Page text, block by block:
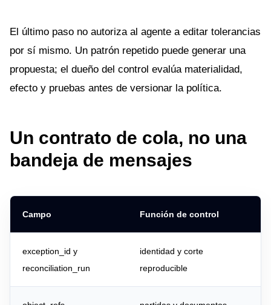
El último paso no autoriza al agente a editar tolerancias
por sí mismo. Un patrón repetido puede generar una
propuesta; el dueño del control evalúa materialidad,
efecto y pruebas antes de versionar la política.
Un contrato de cola, no una
bandeja de mensajes
Campo Función de control
exception_id y
reconciliation_run
identidad y corte
reproducible